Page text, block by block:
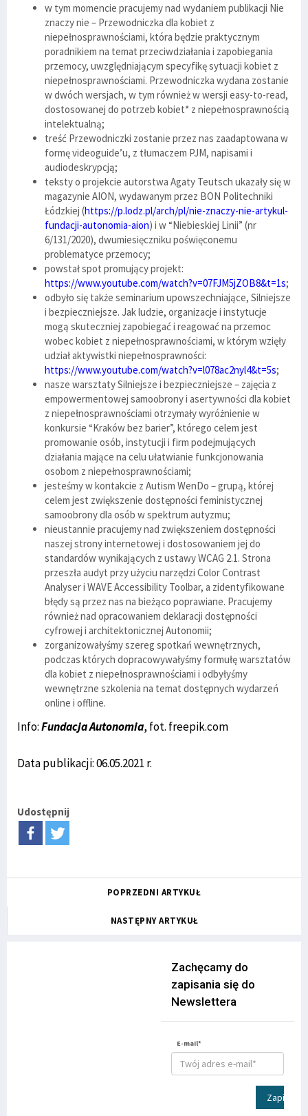
w tym momencie pracujemy nad wydaniem publikacji Nie
znaczy nie – Przewodniczka dla kobiet z
niepełnosprawnościami, która będzie praktycznym
poradnikiem na temat przeciwdziałania i zapobiegania
przemocy, uwzględniającym specyfikę sytuacji kobiet z
niepełnosprawnościami. Przewodniczka wydana zostanie
w dwóch wersjach, w tym również w wersji easy-to-read,
dostosowanej do potrzeb kobiet* z niepełnosprawnością
intelektualną;
treść Przewodniczki zostanie przez nas zaadaptowana w
formę videoguide’u, z tłumaczem PJM, napisami i
audiodeskrypcją;
teksty o projekcie autorstwa Agaty Teutsch ukazały się w
magazynie AION, wydawanym przez BON Politechniki
Łódzkiej (https://p.lodz.pl/arch/pl/nie-znaczy-nie-artykul-
fundacji-autonomia-aion) i w “Niebieskiej Linii” (nr
6/131/2020), dwumiesięczniku poświęconemu
problematyce przemocy;
powstał spot promujący projekt:
https://www.youtube.com/watch?v=07FJM5jZOB8&t=1s;
odbyło się także seminarium upowszechniające, Silniejsze
i bezpieczniejsze. Jak ludzie, organizacje i instytucje
mogą skuteczniej zapobiegać i reagować na przemoc
wobec kobiet z niepełnosprawnościami, w którym wzięły
udział aktywistki niepełnosprawności:
https://www.youtube.com/watch?v=l078ac2nyl4&t=5s;
nasze warsztaty Silniejsze i bezpieczniejsze – zajęcia z
empowermentowej samoobrony i asertywności dla kobiet
z niepełnosprawnościami otrzymały wyróżnienie w
konkursie “Kraków bez barier”, którego celem jest
promowanie osób, instytucji i firm podejmujących
działania mające na celu ułatwianie funkcjonowania
osobom z niepełnosprawnościami;
jesteśmy w kontakcie z Autism WenDo – grupą, której
celem jest zwiększenie dostępności feministycznej
samoobrony dla osób w spektrum autyzmu;
nieustannie pracujemy nad zwiększeniem dostępności
naszej strony internetowej i dostosowaniem jej do
standardów wynikających z ustawy WCAG 2.1. Strona
przeszła audyt przy użyciu narzędzi Color Contrast
Analyser i WAVE Accessibility Toolbar, a zidentyfikowane
błędy są przez nas na bieżąco poprawiane. Pracujemy
również nad opracowaniem deklaracji dostępności
cyfrowej i architektonicznej Autonomii;
zorganizowałyśmy szereg spotkań wewnętrznych,
podczas których dopracowywałyśmy formułę warsztatów
dla kobiet z niepełnosprawnościami i odbyłyśmy
wewnętrzne szkolenia na temat dostępnych wydarzeń
online i offline.
Info:Fundacja Autonomia, fot. freepik.com
Data publikacji: 06.05.2021 r.
Udostępnij
POPRZEDNI ARTYKUŁ
NASTĘPNY ARTYKUŁ
Zachęcamy do
zapisania się do
Newslettera
E-mail*
Zapisz